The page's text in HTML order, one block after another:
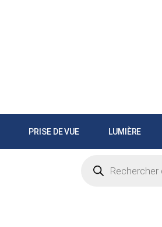
PRISE DE VUE LUMIÈRE